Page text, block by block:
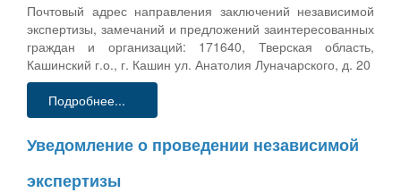
Почтовый адрес направления заключений независимой
экспертизы, замечаний и предложений заинтересованных
граждан и организаций: 171640, Тверская область,
Кашинский г.о., г. Кашин ул. Анатолия Луначарского, д. 20
Подробнее...
Уведомление о проведении независимой
экспертизы